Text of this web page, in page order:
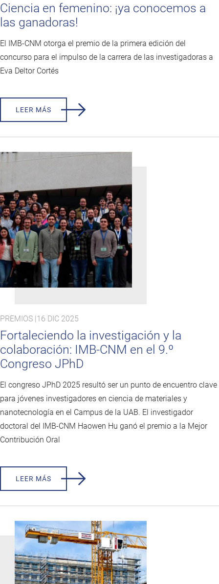
Ciencia en femenino: ¡ya conocemos a
las ganadoras!
El IMB-CNM otorga el premio de la primera edición del
concurso para el impulso de la carrera de las investigadoras a
Eva Deltor Cortés
LEER MÁS
PREMIOS |16 DIC 2025
Fortaleciendo la investigación y la
colaboración: IMB-CNM en el 9.º
Congreso JPhD
El congreso JPhD 2025 resultó ser un punto de encuentro clave
para jóvenes investigadores en ciencia de materiales y
nanotecnología en el Campus de la UAB. El investigador
doctoral del IMB-CNM Haowen Hu ganó el premio a la Mejor
Contribución Oral
LEER MÁS